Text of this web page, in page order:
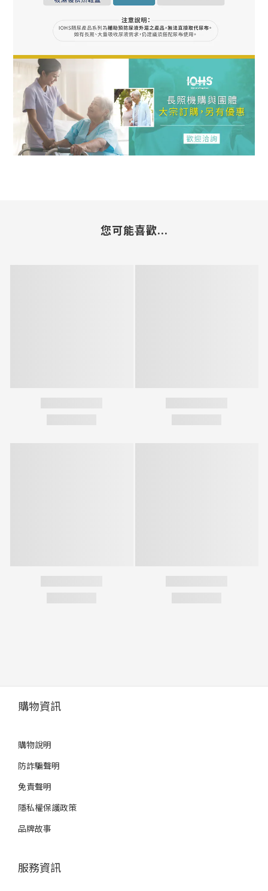
您可能喜歡...
購物資訊
購物說明
防詐騙聲明
免責聲明
隱私權保護政策
品牌故事
服務資訊